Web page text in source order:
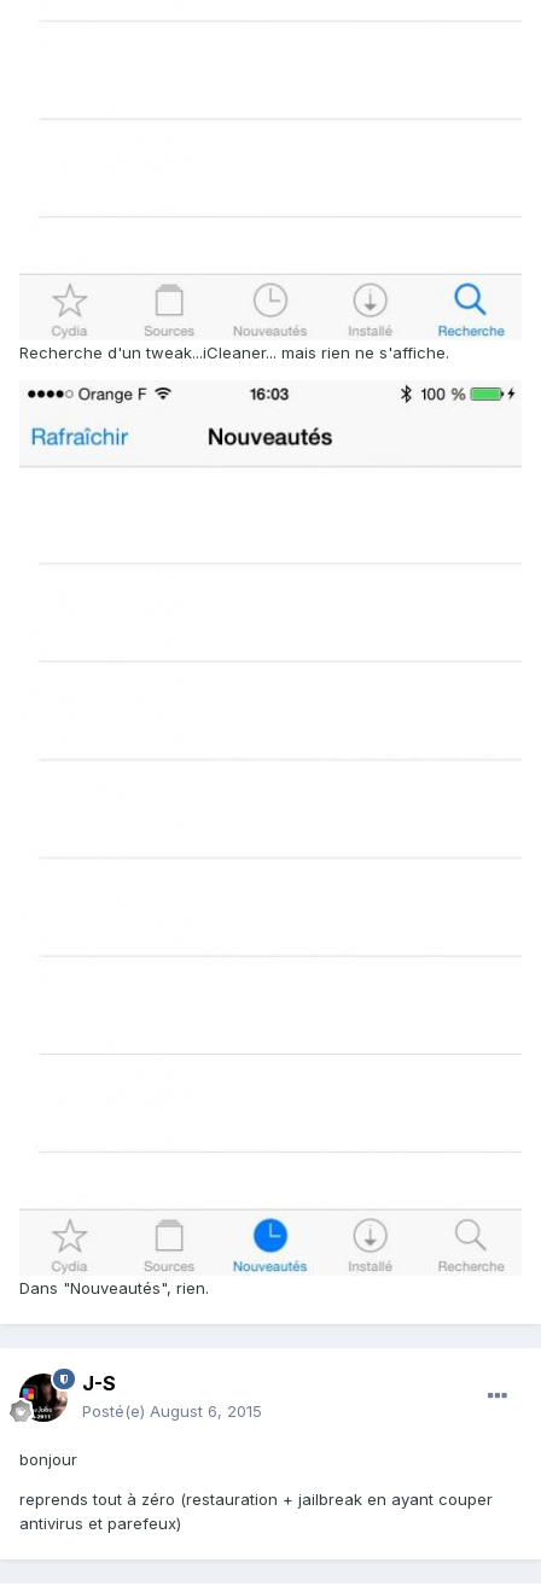
Recherche d'un tweak...iCleaner... mais rien ne s'affiche.
Dans "Nouveautés", rien.
J-S
Posté(e) August 6, 2015
bonjour
reprends tout à zéro (restauration + jailbreak en ayant couper
antivirus et parefeux)